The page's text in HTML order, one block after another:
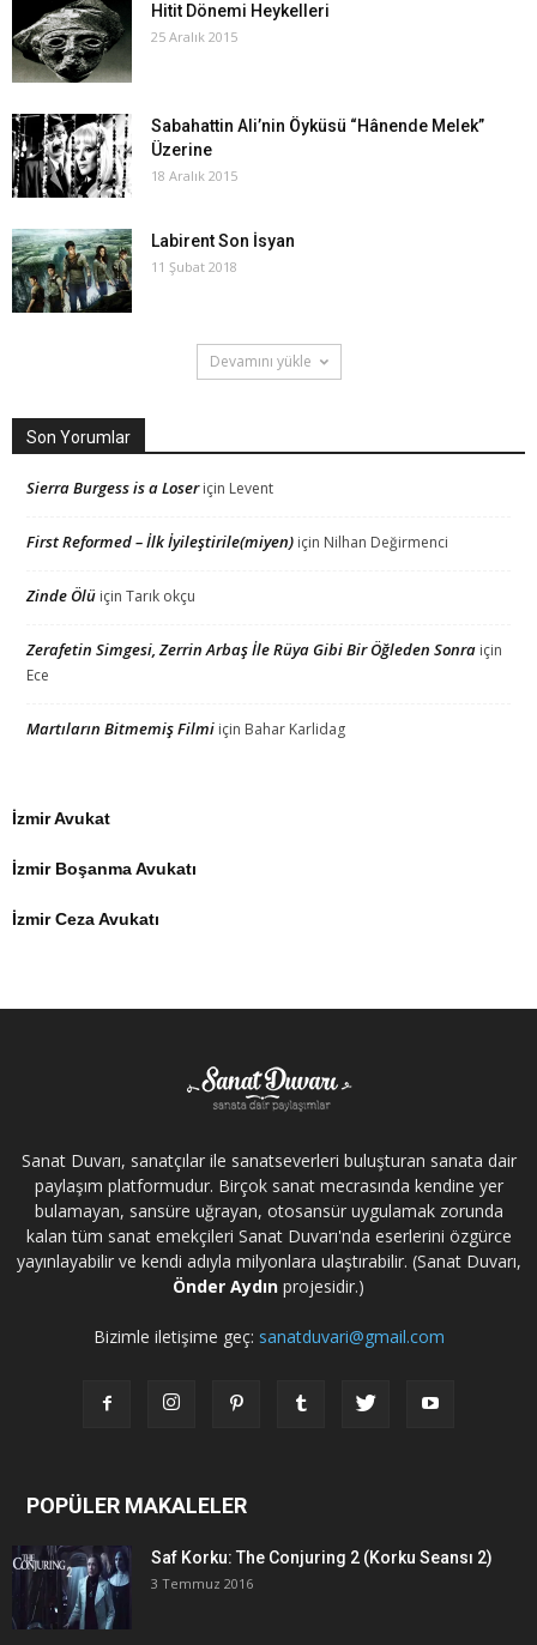
Hitit Dönemi Heykelleri
25 Aralık 2015
Sabahattin Ali’nin Öyküsü “Hânende Melek”
Üzerine
18 Aralık 2015
Labirent Son İsyan
11 Şubat 2018
Devamını yükle
Son Yorumlar
Sierra Burgess is a Loseriçin Levent
First Reformed – İlk İyileştirile(miyen) için Nilhan Değirmenci
Zinde Ölü için Tarık okçu
Zerafetin Simgesi, Zerrin Arbaş İle Rüya Gibi Bir Öğleden Sonra için
Ece
Martıların Bitmemiş Filmi için Bahar Karlidag
İzmir Avukat
İzmir Boşanma Avukatı
İzmir Ceza Avukatı
Sanat Duvarı, sanatçılar ile sanatseverleri buluşturan sanata dair
paylaşım platformudur. Birçok sanat mecrasında kendine yer
bulamayan, sansüre uğrayan, otosansür uygulamak zorunda
kalan tüm sanat emekçileri Sanat Duvarı'nda eserlerini özgürce
yayınlayabilir ve kendi adıyla milyonlara ulaştırabilir. (Sanat Duvarı,
Önder Aydın projesidir.)
Bizimle iletişime geç: sanatduvari@gmail.com
POPÜLER MAKALELER
Saf Korku: The Conjuring 2 (Korku Seansı 2)
3 Temmuz 2016